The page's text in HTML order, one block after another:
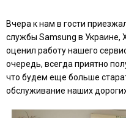
Вчера к нам в гости
службы Samsung в Украине,
оценил работу нашего
очередь, всегда приятно
что будем еще больше
обслуживание наших